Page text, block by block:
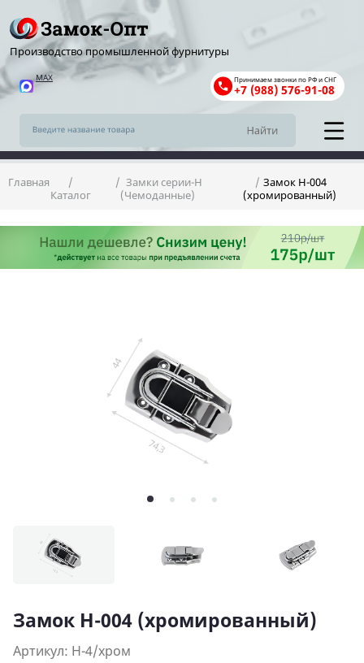
Производство промышленной фурнитуры
MAX Принимаем звонки по РФ и СНГ
+7 (988) 576-91-08
Главная
Каталог
Замки серии-Н
(Чемоданные)
Замок Н-004
(хромированный)
Замок Н-004 (хромированный)
Артикул: H-4/хром